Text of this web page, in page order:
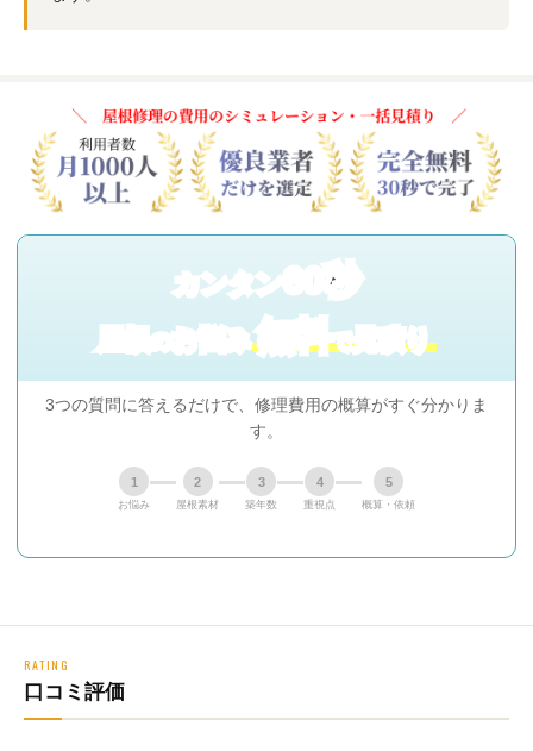
カンタン60秒
屋根 の お悩み無料で見積り
3つの質問に答えるだけで、修理費用の概算がすぐ分かりま
す。
1
お悩み
2
屋根素材
3
築年数
4
重視点
5
概算・依頼
RATING
口コミ評価